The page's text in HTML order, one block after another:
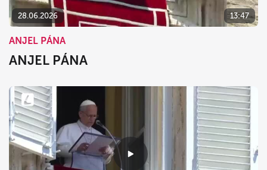
28.06.2026 13:47
ANJEL PÁNA
ANJEL PÁNA